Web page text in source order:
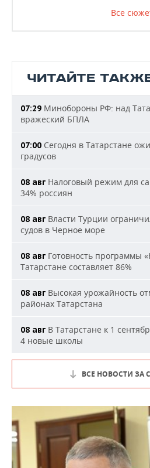
Все
ЧИТАЙТЕ
07:29 Минобороны РФ: над
вражеский БПЛА
07:00 Сегодня в Татарстане
градусов
08 авг Налоговый режим для
34% россиян
08 авг Власти Турции
судов в Черное море
08 авг Готовность программы
Татарстане составляет 86%
08 авг Высокая урожайность
районах Татарстана
08 авг В Татарстане к 1
4 новые школы
ВСЕ НОВОСТИ ЗА